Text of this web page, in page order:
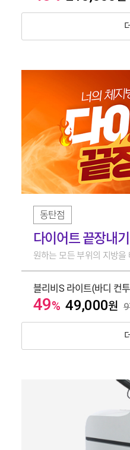
동탄점
다이어트 끝장내기
원하는 모든 부위의 지방을
블리비S 라이트(바디 컨
49% 49,000원